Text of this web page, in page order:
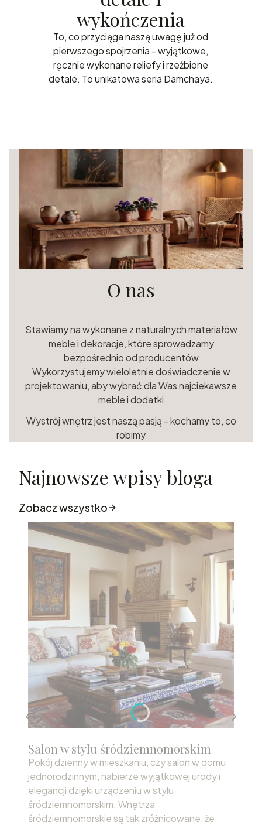
wykończenia
To, co przyciąga naszą uwagę już od
pierwszego spojrzenia - wyjątkowe,
ręcznie wykonane reliefy i rzeźbione
detale. To unikatowa seria Damchaya.
O nas
Stawiamy na wykonane z naturalnych materiałów
meble i dekoracje, które sprowadzamy
bezpośrednio od producentów
Wykorzystujemy wieloletnie doświadczenie w
projektowaniu, aby wybrać dla Was najciekawsze
meble i dodatki
Wystrój wnętrz jest naszą pasją - kochamy to, co
robimy
Najnowsze wpisy bloga
Zobacz wszystko
Salon w stylu śródziemnomorskim
Pokój dzienny w mieszkaniu, czy salon w domu
jednorodzinnym, nabierze wyjątkowej urody i
elegancji dzięki urządzeniu w stylu
śródziemnomorskim. Wnętrza
śródziemnomorskie są tak zróżnicowane, że